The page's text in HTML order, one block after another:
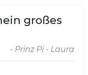
großes
- Prinz Pi - Laura